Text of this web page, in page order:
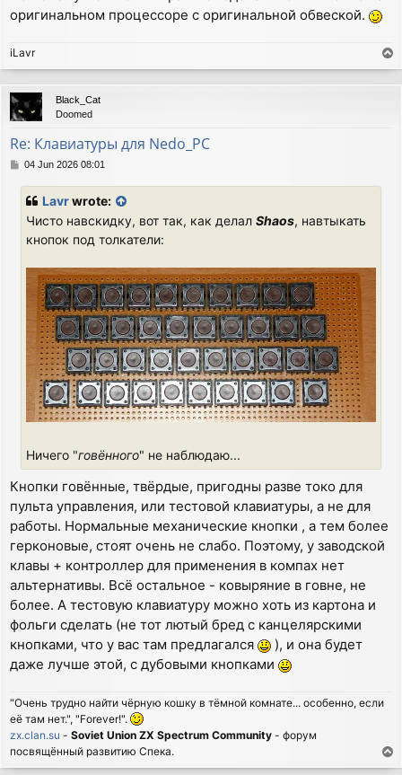
оригинальном процессоре с оригинальной обвеской.
iLavr
o
p
Black_Cat
Doomed
Re: Клавиатуры для Nedo_PC
P04 Jun 2026 08:01
Lavrwrote:
Чисто навскидку, вот так, как делал Shaos, навтыкать
кнопок под толкатели:
Ничего "говённого" не наблюдаю...
Кнопки говённые, твёрдые, пригодны разве токо для
пульта управления, или тестовой клавиатуры, а не для
работы. Нормальные механические кнопки , а тем более
герконовые, стоят очень не слабо. Поэтому, у заводской
клавы + контроллер для применения в компах нет
альтернативы. Всё остальное - ковыряние в говне, не
более. А тестовую клавиатуру можно хоть из картона и
фольги сделать (не тот лютый бред с канцелярскими
кнопками, что у вас там предлагался
), и она будет
даже лучше этой, с дубовыми кнопками
"Очень трудно найти чёрную кошку в тёмной комнате... особенно, если
её там нет.", "Forever!".
zx.clan.su - Soviet Union ZX Spectrum Community - форум
посвящённый развитию Спека.
o